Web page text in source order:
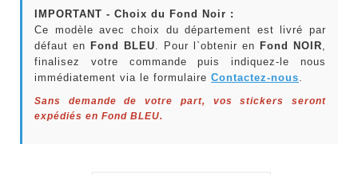
IMPORTANT - Choix du Fond Noir :
Ce modèle avec choix du département est livré par
défaut en Fond BLEU. Pour l`obtenir en Fond NOIR,
finalisez votre commande puis indiquez-le nous
immédiatement via le formulaire Contactez-nous.
Sans demande de votre part, vos stickers seront
expédiés en Fond BLEU.